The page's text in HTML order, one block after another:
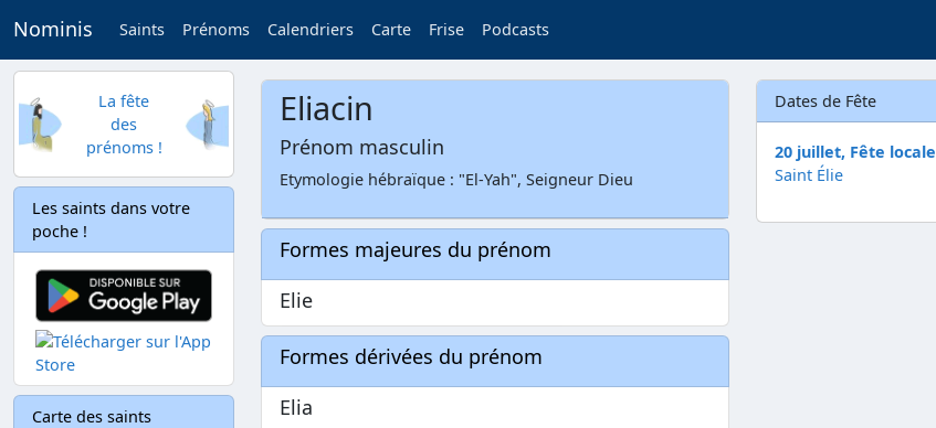
Nominis Saints Prénoms Calendriers Carte Frise Podcasts
La fête
des
prénoms !
Les saints dans votre
poche !
Carte des saints
Eliacin
Prénom masculin
Etymologie hébraïque : "El-Yah", Seigneur Dieu
Formes majeures du prénom
Elie
Formes dérivées du prénom
Elia
Dates de Fête
20 juillet, Fête locale
Saint Élie